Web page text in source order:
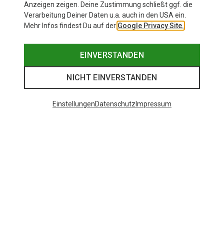
Anzeigen zeigen. Deine Zustimmung schließt ggf. die
Verarbeitung Deiner Daten u.a. auch in den USA ein.
Mehr Infos findest Du auf der Google Privacy Site.
EINVERSTANDEN
NICHT EINVERSTANDEN
EinstellungenDatenschutz Impressum